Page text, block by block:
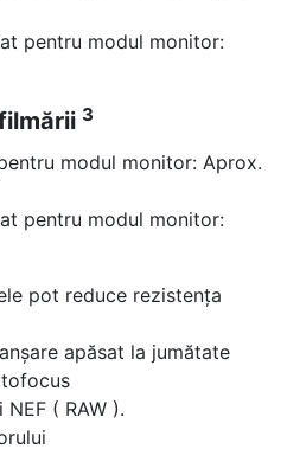
pentru modul monitor:
3
modul monitor: Aprox.
pentru modul monitor:
pot reduce rezistența
apăsat la jumătate
( RAW ).